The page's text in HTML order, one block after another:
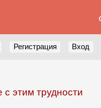
Регистрация Вход
этим трудности